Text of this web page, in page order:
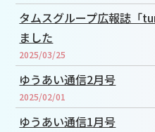
タムスグループ広報誌「
ました
2025/03/25
ゆうあい通信2月号
2025/02/01
ゆうあい通信1月号